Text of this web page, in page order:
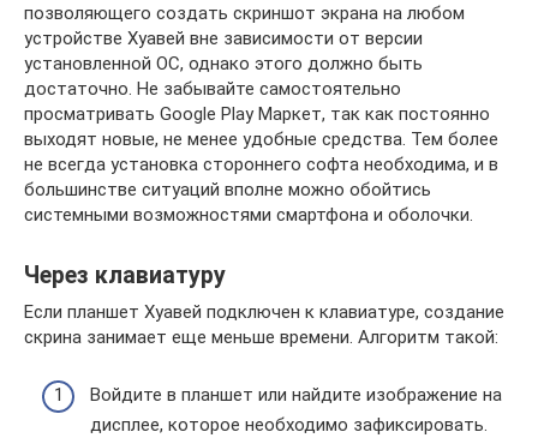
позволяющего создать скриншот экрана на любом
устройстве Хуавей вне зависимости от версии
установленной ОС, однако этого должно быть
достаточно. Не забывайте самостоятельно
просматривать Google Play Маркет, так как постоянно
выходят новые, не менее удобные средства. Тем более
не всегда установка стороннего софта необходима, и в
большинстве ситуаций вполне можно обойтись
системными возможностями смартфона и оболочки.
Через клавиатуру
Если планшет Хуавей подключен к клавиатуре, создание
скрина занимает еще меньше времени. Алгоритм такой:
Войдите в планшет или найдите изображение на
дисплее, которое необходимо зафиксировать.